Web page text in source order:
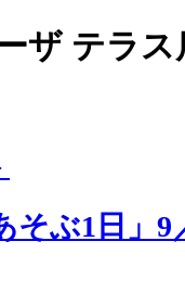
ザ テラ
そぶ1日」9